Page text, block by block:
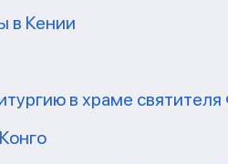
в Кении
в храме